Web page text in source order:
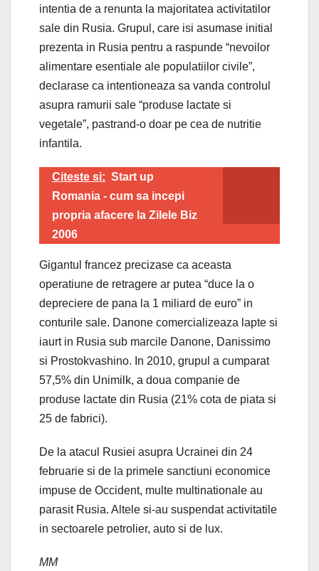
intentia de a renunta la majoritatea activitatilor
sale din Rusia. Grupul, care isi asumase initial
prezenta in Rusia pentru a raspunde “nevoilor
alimentare esentiale ale populatiilor civile”,
declarase ca intentioneaza sa vanda controlul
asupra ramurii sale “produse lactate si
vegetale”, pastrand-o doar pe cea de nutritie
infantila.
Citeste si: Start up
Romania - cum sa incepi
propria afacere la Zilele Biz
2006
Gigantul francez precizase ca aceasta
operatiune de retragere ar putea “duce la o
depreciere de pana la 1 miliard de euro” in
conturile sale. Danone comercializeaza lapte si
iaurt in Rusia sub marcile Danone, Danissimo
si Prostokvashino. In 2010, grupul a cumparat
57,5% din Unimilk, a doua companie de
produse lactate din Rusia (21% cota de piata si
25 de fabrici).
De la atacul Rusiei asupra Ucrainei din 24
februarie si de la primele sanctiuni economice
impuse de Occident, multe multinationale au
parasit Rusia. Altele si-au suspendat activitatile
in sectoarele petrolier, auto si de lux.
MM